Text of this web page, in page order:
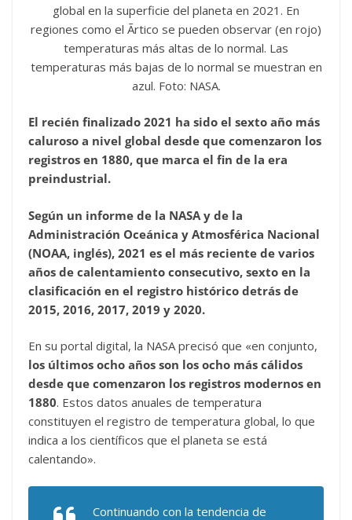
global en la superficie del planeta en 2021. En
regiones como el Ãrtico se pueden observar (en rojo)
temperaturas más altas de lo normal. Las
temperaturas más bajas de lo normal se muestran en
azul. Foto: NASA.
El recién finalizado 2021 ha sido el sexto año más
caluroso a nivel global desde que comenzaron los
registros en 1880, que marca el fin de la era
preindustrial.
Según un informe de la NASA y de la
Administración Oceánica y Atmosférica Nacional
(NOAA, inglés), 2021 es el más reciente de varios
años de calentamiento consecutivo, sexto en la
clasificación en el registro histórico detrás de
2015, 2016, 2017, 2019 y 2020.
En su portal digital, la NASA precisó que «en conjunto,
los últimos ocho años son los ocho más cálidos
desde que comenzaron los registros modernos en
1880. Estos datos anuales de temperatura
constituyen el registro de temperatura global, lo que
indica a los científicos que el planeta se está
calentando».
Continuando con la tendencia de